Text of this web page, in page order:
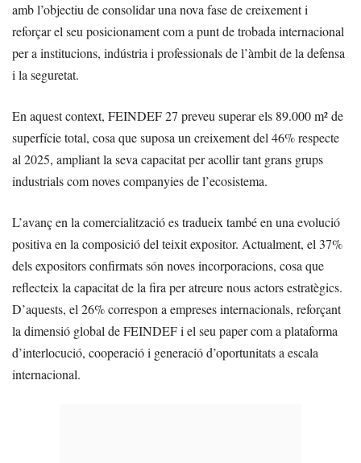
amb l’objectiu de consolidar una nova fase de creixement i
reforçar el seu posicionament com a punt de trobada internacional
per a institucions, indústria i professionals de l’àmbit de la defensa
i la seguretat.
En aquest context, FEINDEF 27 preveu superar els 89.000 m² de
superfície total, cosa que suposa un creixement del 46% respecte
al 2025, ampliant la seva capacitat per acollir tant grans grups
industrials com noves companyies de l’ecosistema.
L’avanç en la comercialització es tradueix també en una evolució
positiva en la composició del teixit expositor. Actualment, el 37%
dels expositors confirmats són noves incorporacions, cosa que
reflecteix la capacitat de la fira per atreure nous actors estratègics.
D’aquests, el 26% correspon a empreses internacionals, reforçant
la dimensió global de FEINDEF i el seu paper com a plataforma
d’interlocució, cooperació i generació d’oportunitats a escala
internacional.